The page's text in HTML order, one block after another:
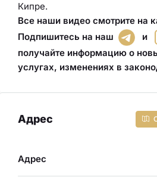
Кипре.
Все наши видео смотрите на
Подпишитесь на наш
и
получайте информацию о
услугах, изменениях в
Адрес
Адрес